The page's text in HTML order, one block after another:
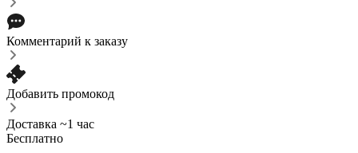
Комментарий к заказу
Добавить промокод
Доставка ~1 час
Бесплатно